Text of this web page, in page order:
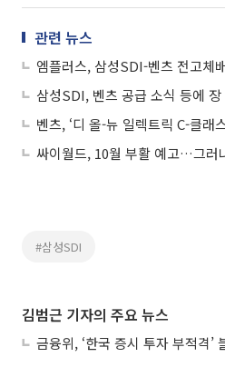
관련 뉴스
#삼성SDI
김범근 기자의 주요 뉴스